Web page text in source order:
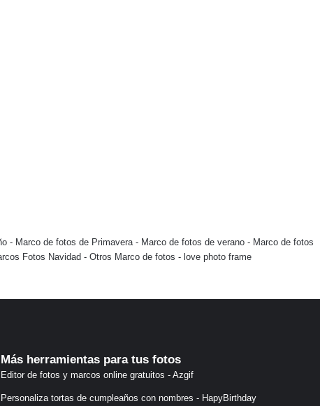
- Marco de fotos de Primavera - Marco de fotos de verano - Marco de fotos
Fotos Navidad- Otros Marco de fotos - love photo frame
Más herramientas para tus fotos
Editor de fotos y marcos online gratuitos - Azgif
Personaliza tortas de cumpleaños con nombres - HapyBirthday